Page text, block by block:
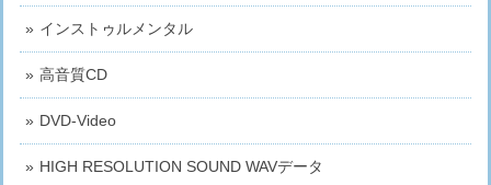
インストゥルメンタル
高音質CD
DVD-Video
HIGH RESOLUTION SOUND WAVデータ